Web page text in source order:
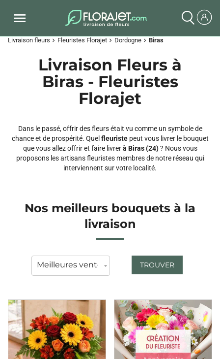
Livraison fleurs chevron_right Fleuristes Florajet chevron_right Dordogne chevron_right Biras
Livraison Fleurs à
Biras - Fleuristes
Florajet
Dans le passé, offrir des fleurs était vu comme un symbole de
chance et de prospérité. Quel fleuristepeut vous livrer le bouquet
que vous allez offrir et faire livrerà Biras (24)? Nous vous
proposons les artisans fleuristes membres de notre réseau qui
interviennent sur votre localité.
Nos meilleurs bouquets à la
livraison
TROUVER